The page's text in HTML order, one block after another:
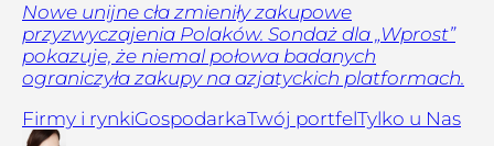
Nowe unijne cła zmieniły zakupowe
przyzwyczajenia Polaków. Sondaż dla „Wprost”
pokazuje, że niemal połowa badanych
ograniczyła zakupy na azjatyckich platformach.
Firmy i rynkiGospodarkaTwój portfelTylko u Nas